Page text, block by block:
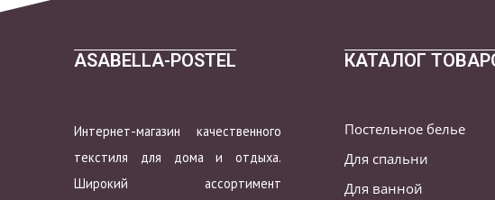
ASABELLA-POSTEL
Интернет-магазин качественного
текстиля для дома и отдыха.
Широкий ассортимент
КАТАЛОГ
Постельное белье
Для спальни
Для ванной